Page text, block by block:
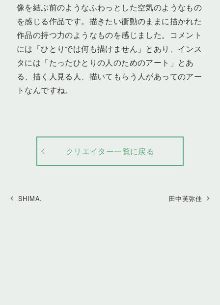
像を結ぶ前のようなふわっとした空気のようなもの
を感じる作品です。描きたい衝動のままに描かれた
作品の持つ力のようなものを感じました。コメント
には「ひとりでは何も描けません」とあり、インス
タには「たったひとりの人のためのアート」とあ
る、描く人見る人、描いてもらう人があってのアー
トなんですね。
クリエイター一覧に戻る
SHIMA. 田中芙弥佳